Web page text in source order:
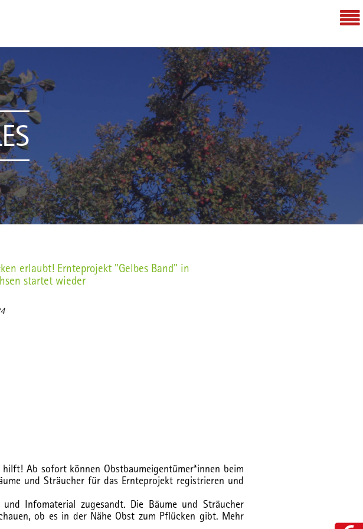
erlaubt! Ernteprojekt "Gelbes Band" in
startet wieder
Ab sofort können Obstbaumeigentümer*innen beim
und Sträucher für das Ernteprojekt registrieren und
Infomaterial zugesandt. Die Bäume und Sträucher
ob es in der Nähe Obst zum Pflücken gibt. Mehr